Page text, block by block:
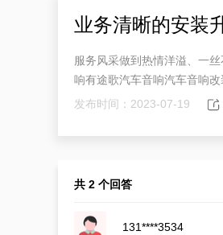
业务清晰的安装
服务风采做到热情洋溢、一
响有途歌汽车音响汽车音响改
发布时间：2023-07-19
共 2 个回答
131****3534